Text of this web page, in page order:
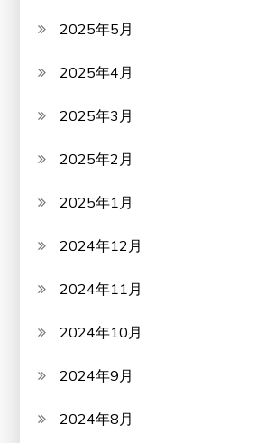
2025年5月
2025年4月
2025年3月
2025年2月
2025年1月
2024年12月
2024年11月
2024年10月
2024年9月
2024年8月